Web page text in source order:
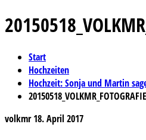
Start
Hochzeiten
Hochzeit: Sonja und Martin
volkmr 18. April 2017